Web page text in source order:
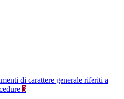
di carattere generale riferiti a
3